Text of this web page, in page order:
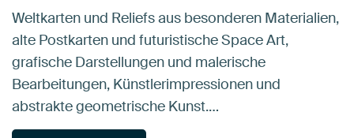
Weltkarten und Reliefs aus besonderen Materialien,
alte Postkarten und futuristische Space Art,
grafische Darstellungen und malerische
Bearbeitungen, Künstlerimpressionen und
abstrakte geometrische Kunst.…